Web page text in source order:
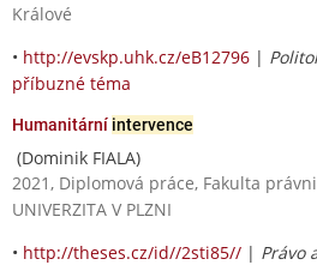
Králové
• http://evskp.uhk.cz/eB12796 |
příbuzné téma
Humanitární intervence
(Dominik FIALA)
2021, Diplomová práce, Fakulta
UNIVERZITA V PLZNI
• http://theses.cz/id//2sti85// | Právo